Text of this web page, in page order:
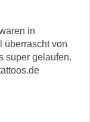
in
überrascht von
super gelaufen.